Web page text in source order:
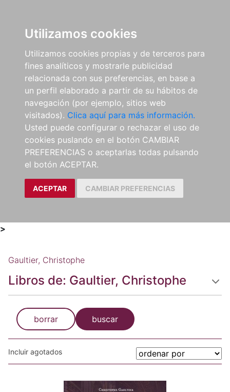
Utilizamos cookies
Utilizamos cookies propias y de terceros para
fines analíticos y mostrarle publicidad
relacionada con sus preferencias, en base a
un perfil elaborado a partir de su hábitos de
navegación (por ejemplo, sitios web
visitados). Clica aquí para más información.
Usted puede configurar o rechazar el uso de
cookies puslando en el botón CAMBIAR
PREFERENCIAS o aceptarlas todas pulsando
el botón ACEPTAR.
ACEPTAR CAMBIAR PREFERENCIAS
>
Gaultier, Christophe
Libros de: Gaultier, Christophe
borrar buscar
Incluir agotados